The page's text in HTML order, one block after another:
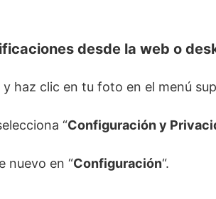
desde la web o
haz clic en tu foto en el menú
“Configuración y
nuevo en “Configuración“.